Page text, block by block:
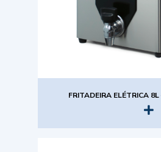
FRITADEIRA ELÉTRICA